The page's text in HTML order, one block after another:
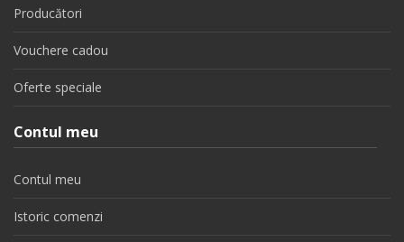
Producători
Vouchere cadou
Oferte speciale
Contul meu
Contul meu
Istoric comenzi